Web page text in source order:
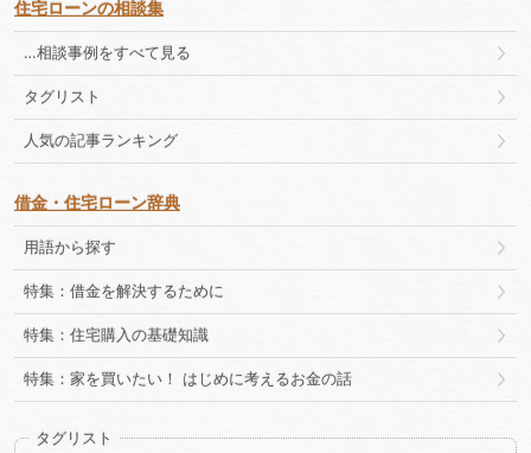
住宅ローンの相談集
…相談事例をすべて見る
タグリスト
人気の記事ランキング
借金・住宅ローン辞典
用語から探す
特集：借金を解決するために
特集：住宅購入の基礎知識
特集：家を買いたい！ はじめに考えるお金の話
タグリスト